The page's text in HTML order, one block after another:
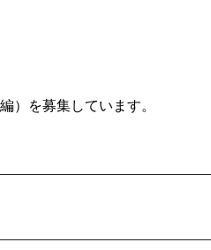
を募集しています。